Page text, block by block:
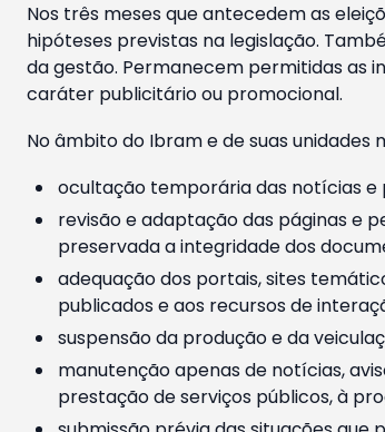
Nos três meses que antecedem as
hipóteses previstas na legislação.
da gestão. Permanecem permitidas as
caráter publicitário ou promocional.
No âmbito do Ibram e de suas unidades
ocultação temporária das notícias e
revisão e adaptação das páginas e
preservada a integridade dos
adequação dos portais, sites
publicados e aos recursos de
suspensão da produção e da
manutenção apenas de notícias,
prestação de serviços públicos, à